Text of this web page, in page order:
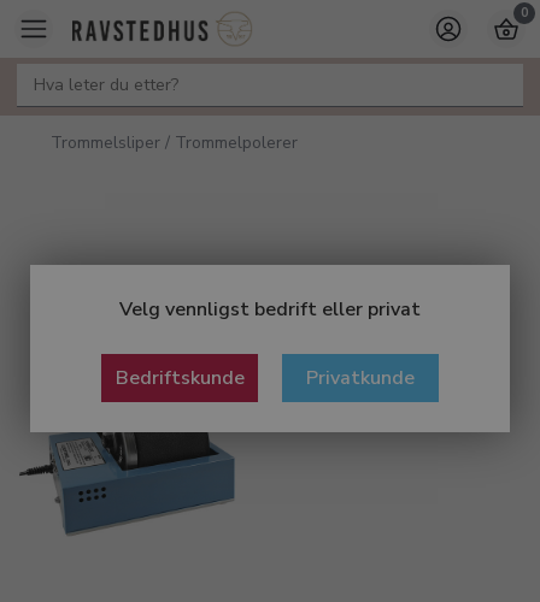
Velg vennligst bedrift eller privat
Bedriftskunde Privatkunde
0
Trommelsliper / Trommelpolerer